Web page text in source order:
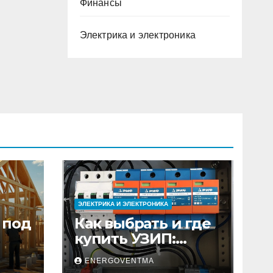
Финансы
Электрика и электроника
под
ЭЛЕКТРИКА И ЭЛЕКТРОНИКА
Как выбрать и где
купить УЗИП:
особенности
устройств защиты
ENERGOVENTMA